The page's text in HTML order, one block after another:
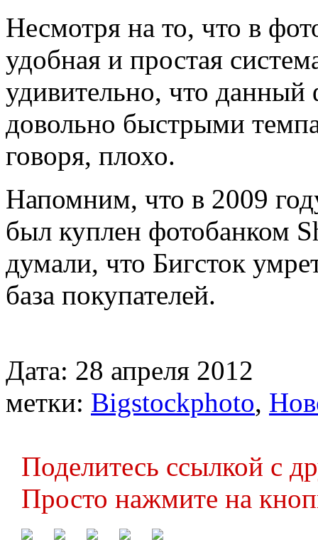
Несмотря на то, что в
удобная и простая
удивительно, что данный
довольно быстрыми
говоря, плохо.
Напомним, что в 2009
был куплен фотобанком
думали, что Бигсток
база покупателей.
Дата: 28 апреля 2012
метки: Bigstockphoto,
Поделитесь ссылкой с
Просто нажмите на